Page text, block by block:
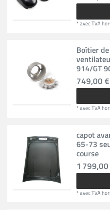
*avec TVA
Boîtier
914/GT
749,00
*avec TVA
capot
65-73
course
1
*avec TVA